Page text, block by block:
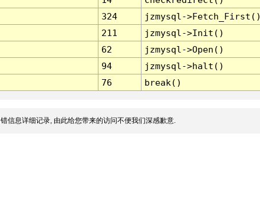
324
jzmysql-
211
jzmysql->Init()
62
jzmysql->Open()
94
jzmysql->halt()
76 break()
信息详细记录, 由此给您带来的访问不便我们深感歉意.